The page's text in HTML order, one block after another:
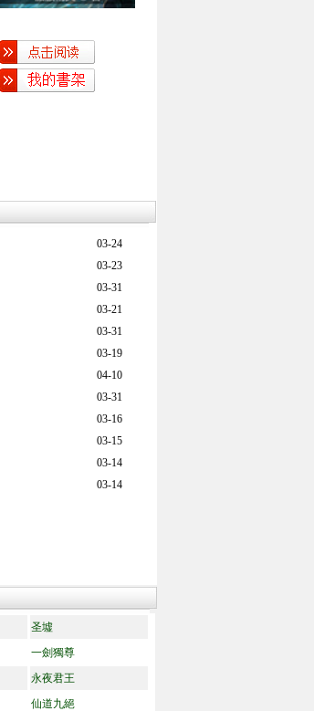
03-24
03-23
03-31
03-21
03-31
03-19
04-10
03-31
03-16
03-15
03-14
03-14
圣墟
一劍獨尊
永夜君王
仙道九絕